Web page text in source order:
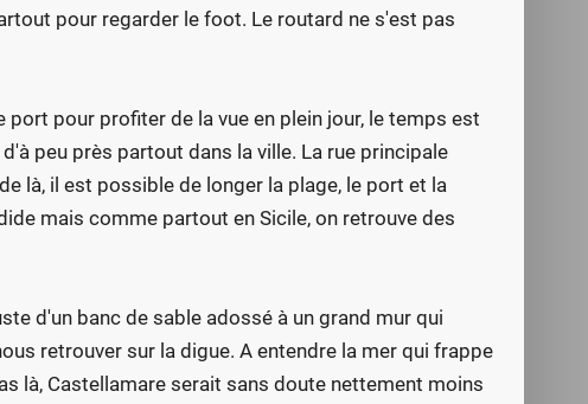
pour regarder le foot. Le routard ne s'est pas
pour profiter de la vue en plein jour, le temps est
peu près partout dans la ville. La rue principale
là, il est possible de longer la plage, le port et la
mais comme partout en Sicile, on retrouve des
d'un banc de sable adossé à un grand mur qui
retrouver sur la digue. A entendre la mer qui frappe
là, Castellamare serait sans doute nettement moins